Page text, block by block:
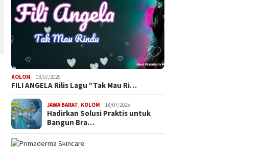
KOLOM 03/07/2026
FILI ANGELA Rilis Lagu “Tak Mau Ri…
JAWA BARAT KOLOM 18/07/2025
Hadirkan Solusi Praktis untuk
Bangun Bra…